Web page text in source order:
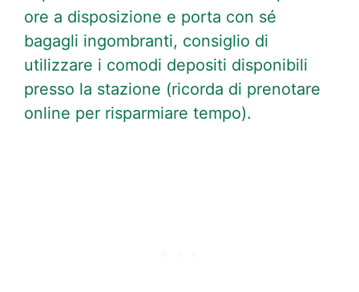
ore a disposizione e porta con sé
bagagli ingombranti, consiglio di
utilizzare i comodi depositi disponibili
presso la stazione (ricorda di prenotare
online per risparmiare tempo).